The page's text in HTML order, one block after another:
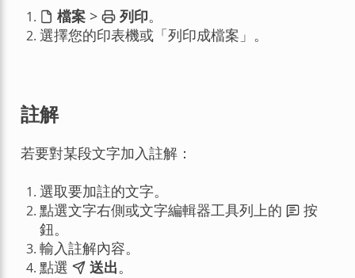
檔案 > 列印。
選擇您的印表機或「列印成檔案」。
註解
若要對某段文字加入註解：
選取要加註的文字。
點選文字右側或文字編輯器工具列上的
按
鈕。
輸入註解內容。
點選
送出。